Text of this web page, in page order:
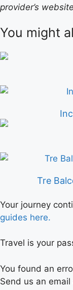
provider’s
You might
Tre
Your journey
guides here.
Travel is your
You found an
Send us an email